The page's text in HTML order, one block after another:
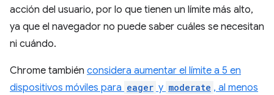
acción del usuario, por lo que tienen un límite más alto,
ya que el navegador no puede saber cuáles se necesitan
ni cuándo.
Chrome también considera aumentar el límite a 5 en
dispositivos móviles para eager y moderate , al menos